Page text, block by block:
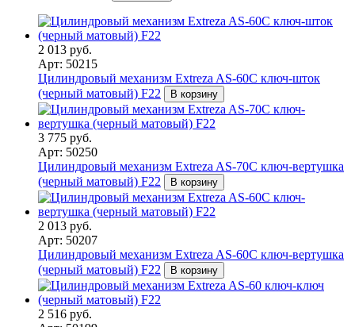
2 013 руб.
Арт: 50215
Цилиндровый механизм Extreza AS-60C ключ-шток
(черный матовый) F22
В корзину
3 775 руб.
Арт: 50250
Цилиндровый механизм Extreza AS-70C ключ-вертушка
(черный матовый) F22
В корзину
2 013 руб.
Арт: 50207
Цилиндровый механизм Extreza AS-60C ключ-вертушка
(черный матовый) F22
В корзину
2 516 руб.